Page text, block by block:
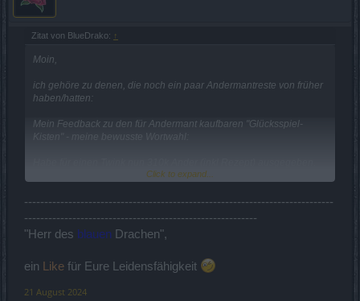
Zitat von BlueDrako: ↑
Moin,
ich gehöre zu denen, die noch ein paar Andermantreste von früher
haben/hatten:
Mein Feedback zu den für Andermant kaufbaren "Glücksspiel-
Kisten" - meine bewusste Wortwahl:
NULL Hatchi, EINE Runenzutat - immerhin mehr als gar nichts -
Taschen ziehen und nicht wenige werden Echtgeld einsetzen.
Dafür bekommt man dann (fast) nichts - coole Geschäftsidee, die
Click to expand...
-----------------------------------------------------------------------------
----------------------------------------------------------
"Herr des blauen Drachen",
ein Like für Eure Leidensfähigkeit
21 August 2024